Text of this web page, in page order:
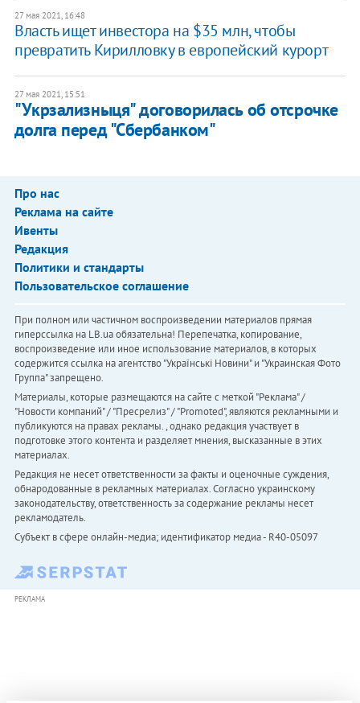
27 мая 2021, 16:48
Власть ищет инвестора на $35 млн, чтобы
превратить Кирилловку в европейский курорт
27 мая 2021, 15:51
"Укрзализныця" договорилась об отсрочке
долга перед "Сбербанком"
Про нас
Реклама на сайте
Ивенты
Редакция
Политики и стандарты
Пользовательское соглашение
При полном или частичном воспроизведении материалов прямая
гиперссылка на LB.ua обязательна! Перепечатка, копирование,
воспроизведение или иное использование материалов, в которых
содержится ссылка на агентство "Українськi Новини" и "Украинская Фото
Группа" запрещено.
Материалы, которые размещаются на сайте с меткой "Реклама" /
"Новости компаний" / "Пресрелиз" / "Promoted", являются рекламными и
публикуются на правах рекламы. , однако редакция участвует в
подготовке этого контента и разделяет мнения, высказанные в этих
материалах.
Редакция не несет ответственности за факты и оценочные суждения,
обнародованные в рекламных материалах. Согласно украинскому
законодательству, ответственность за содержание рекламы несет
рекламодатель.
Субъект в сфере онлайн-медиа; идентификатор медиа - R40-05097
РЕКЛАМА